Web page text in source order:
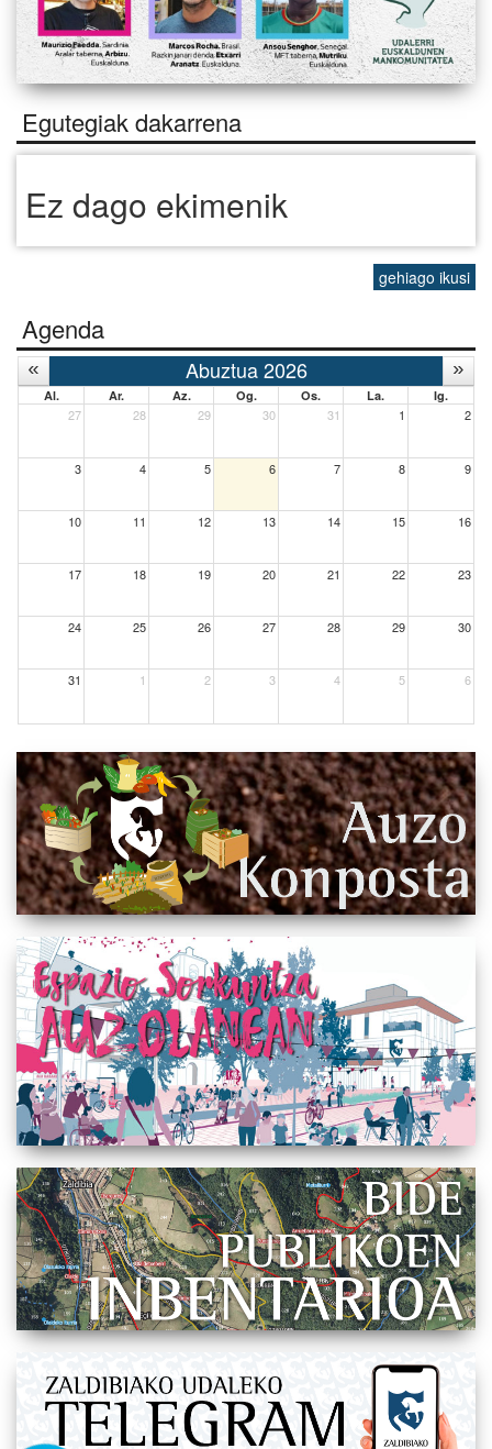
Egutegiak dakarrena
Ez dago ekimenik
gehiago ikusi
Agenda
Abuztua 2026
Al. Ar. Az. Og. Os. La. Ig.
27 28 29 30 31 1 2
3 4 5 6 7 8 9
10 11 12 13 14 15 16
17 18 19 20 21 22 23
24 25 26 27 28 29 30
31 1 2 3 4 5 6